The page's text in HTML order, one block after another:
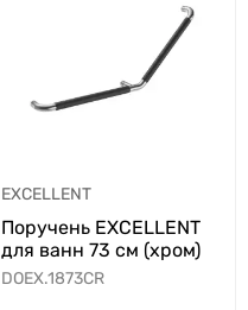
EXCELLENT
Поручень EXCELLENT
для ванн 73 см (хром)
DOEX.1873CR